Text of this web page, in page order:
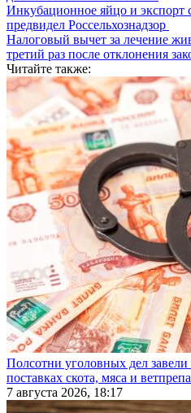
Инкубационное яйцо и экспорт
предвидел Россельхознадзор
Налоговый вычет за лечение
третий раз после отклонения
Читайте также:
Полсотни уголовных дел
поставках скота, мяса и
7 августа 2026, 18:17